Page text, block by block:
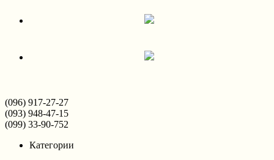
(096) 917-27-27
(093) 948-47-15
(099) 33-90-752
Категории